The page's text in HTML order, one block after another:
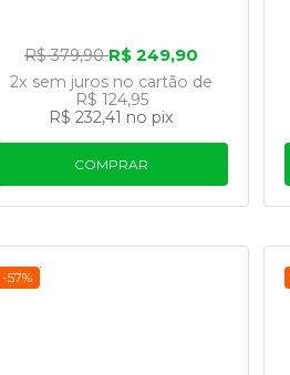
R$ 379,90R$ 249,90
2x sem juros no cartão de
R$ 124,95
R$ 232,41 no pix
COMPRAR
-57%